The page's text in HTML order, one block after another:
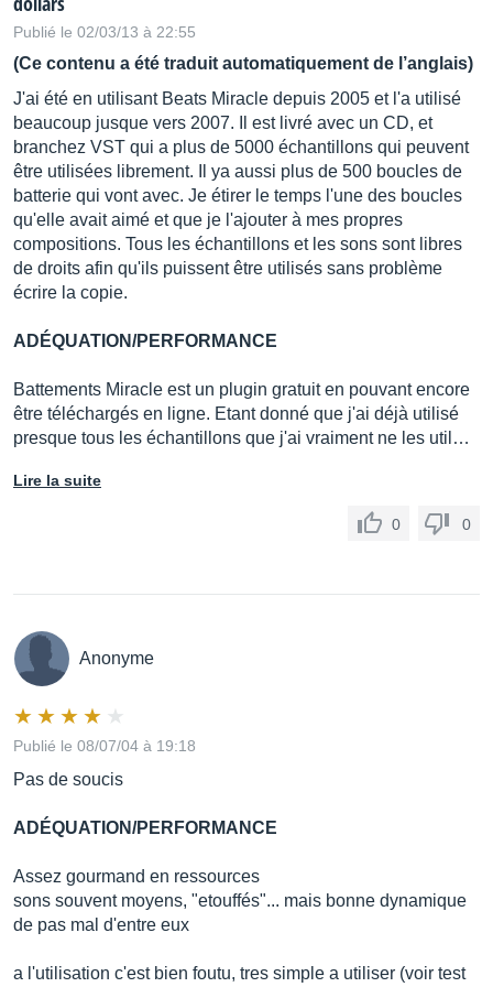
Publié le 02/03/13 à 22:55
(Ce contenu a été traduit automatiquement de l’anglais)
J'ai été en utilisant Beats Miracle depuis 2005 et l'a utilisé
beaucoup jusque vers 2007. Il est livré avec un CD, et
branchez VST qui a plus de 5000 échantillons qui peuvent
être utilisées librement. Il ya aussi plus de 500 boucles de
batterie qui vont avec. Je étirer le temps l'une des boucles
qu'elle avait aimé et que je l'ajouter à mes propres
compositions. Tous les échantillons et les sons sont libres
de droits afin qu'ils puissent être utilisés sans problème
écrire la copie.
ADÉQUATION/PERFORMANCE
Battements Miracle est un plugin gratuit en pouvant encore
être téléchargés en ligne. Etant donné que j'ai déjà utilisé
presque tous les échantillons que j'ai vraiment ne les util…
Lire la suite
0 0
Anonyme
Publié le 08/07/04 à 19:18
Pas de soucis
ADÉQUATION/PERFORMANCE
Assez gourmand en ressources
sons souvent moyens, "etouffés"... mais bonne dynamique
de pas mal d'entre eux
a l'utilisation c'est bien foutu, tres simple a utiliser (voir test